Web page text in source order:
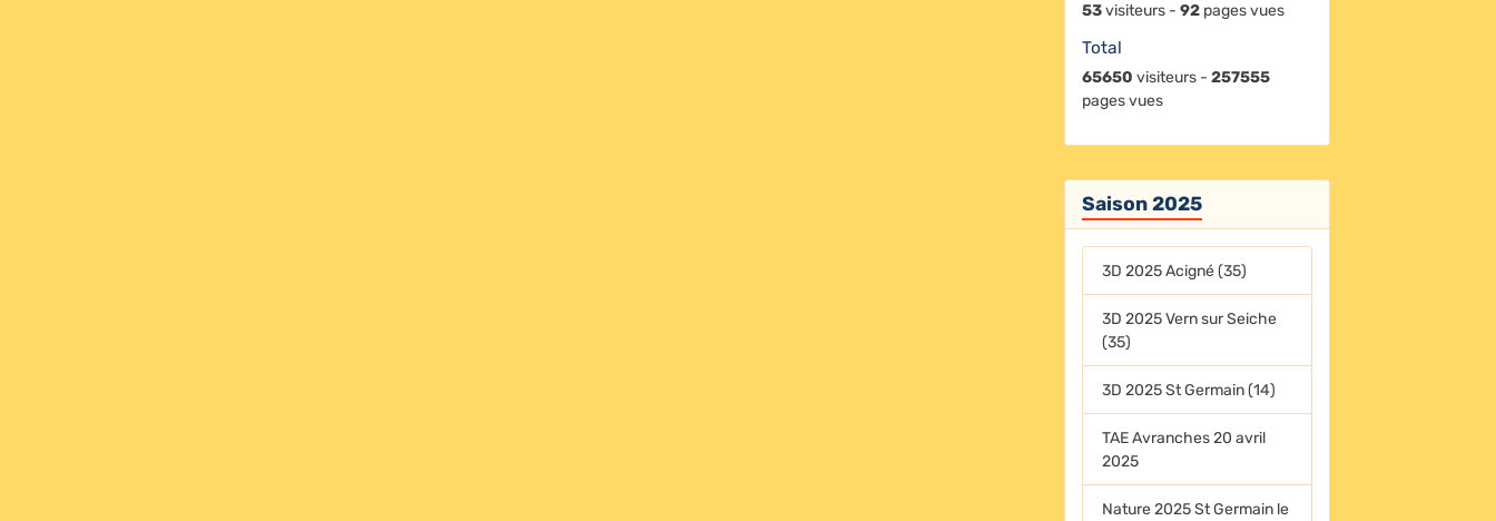
53visiteurs - 92pages vues
Total
65650 visiteurs - 257555
pages vues
Saison 2025
3D 2025 Acigné (35)
3D 2025 Vern sur Seiche
(35)
3D 2025 St Germain (14)
TAE Avranches 20 avril
2025
Nature 2025 St Germain le